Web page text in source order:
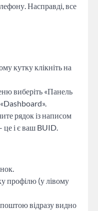
Насправді, все
кутку клікніть на
виберіть «Панель
«Dashboard».
рядок із написом
це і є ваш BUID.
профілю (у лівому
відразу видно